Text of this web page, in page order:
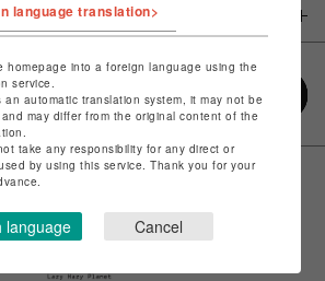
language translation>
homepage into a foreign language using the
service.
an automatic translation system, it may not be
may differ from the original content of the
take any responsibility for any direct or
by using this service. Thank you for your
language Cancel